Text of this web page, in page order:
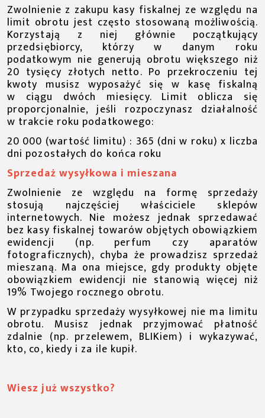
Zwolnienie z zakupu kasy fiskalnej ze względu na
limit obrotu jest często stosowaną możliwością.
Korzystają z niej głównie początkujący
przedsiębiorcy, którzy w danym roku
podatkowym nie generują obrotu większego niż
20 tysięcy złotych netto. Po przekroczeniu tej
kwoty musisz wyposażyć się w kasę fiskalną
w ciągu dwóch miesięcy. Limit oblicza się
proporcjonalnie, jeśli rozpoczynasz działalność
w trakcie roku podatkowego:
20 000 (wartość limitu) : 365 (dni w roku) x liczba
dni pozostałych do końca roku
Sprzedaż wysyłkowa i mieszana
Zwolnienie ze względu na formę sprzedaży
stosują najczęściej właściciele sklepów
internetowych. Nie możesz jednak sprzedawać
bez kasy fiskalnej towarów objętych obowiązkiem
ewidencji (np. perfum czy aparatów
fotograficznych), chyba że prowadzisz sprzedaż
mieszaną. Ma ona miejsce, gdy produkty objęte
obowiązkiem ewidencji nie stanowią więcej niż
19% Twojego rocznego obrotu.
W przypadku sprzedaży wysyłkowej nie ma limitu
obrotu. Musisz jednak przyjmować płatność
zdalnie (np. przelewem, BLIKiem) i wykazywać,
kto, co, kiedy i za ile kupił.
Wiesz już wszystko?